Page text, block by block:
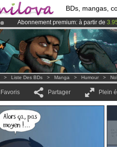
BDs, mangas,
Abonnement premium: à partir de
LeKickstarter Amilova est désormais
Déjà 100000membreset 1000BDs
> Liste Des BDs > Manga > Humour >
Favoris Partager Plein